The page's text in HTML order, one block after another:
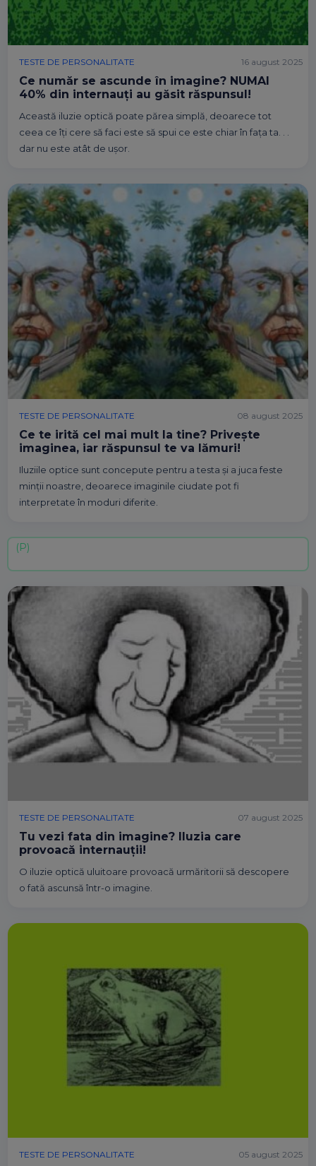
TESTE DE PERSONALITATE
Ce număr se ascunde în imagine? NUMAI
40% din internauți au găsit răspunsul!
Această iluzie optică poate părea simplă, deoarece tot
ceea ce îți cere să faci este să spui ce este chiar în fața ta. . .
dar nu este atât de ușor.
16 august 2025
TESTE DE PERSONALITATE
Ce te irită cel mai mult la tine? Privește
imaginea, iar răspunsul te va lămuri!
Iluziile optice sunt concepute pentru a testa și a juca feste
minții noastre, deoarece imaginile ciudate pot fi
interpretate în moduri diferite.
08 august 2025
TESTE DE PERSONALITATE
Tu vezi fata din imagine? Iluzia care
provoacă internauții!
O iluzie optică uluitoare provoacă urmăritorii să descopere
o fată ascunsă într-o imagine.
07 august 2025
TESTE DE PERSONALITATE 05 august 2025